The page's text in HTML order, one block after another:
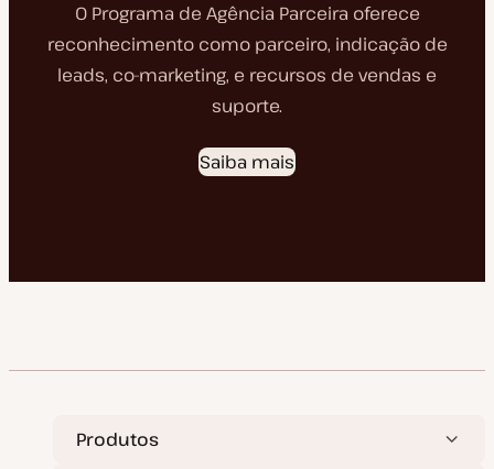
O Programa de Agência Parceira oferece
reconhecimento como parceiro, indicação de
leads, co-marketing, e recursos de vendas e
suporte.
Saiba mais
Produtos